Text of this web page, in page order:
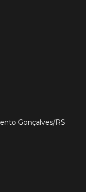
Gonçalves/RS